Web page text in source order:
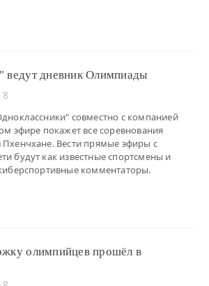
ведут дневник Олимпиады
совместно с компанией
эфире покажет все соревнования
Вести прямые эфиры с
будут как известные спортсмены и
комментаторы.
олимпийцев прошёл в